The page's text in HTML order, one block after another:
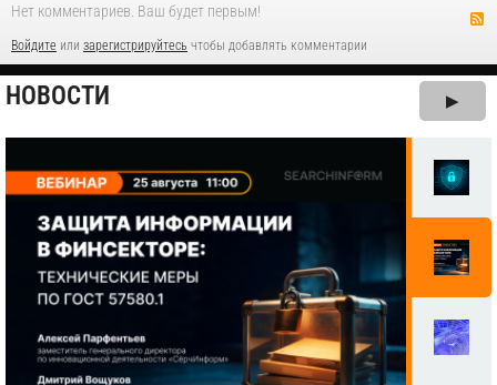
Нет комментариев. Ваш будет первым!
Войдите или зарегистрируйтесь чтобы добавлять комментарии
НОВОСТИ ▶